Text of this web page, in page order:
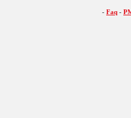
- Faq -